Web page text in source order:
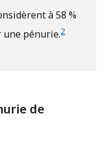
à 58 %
une pénurie.2
de